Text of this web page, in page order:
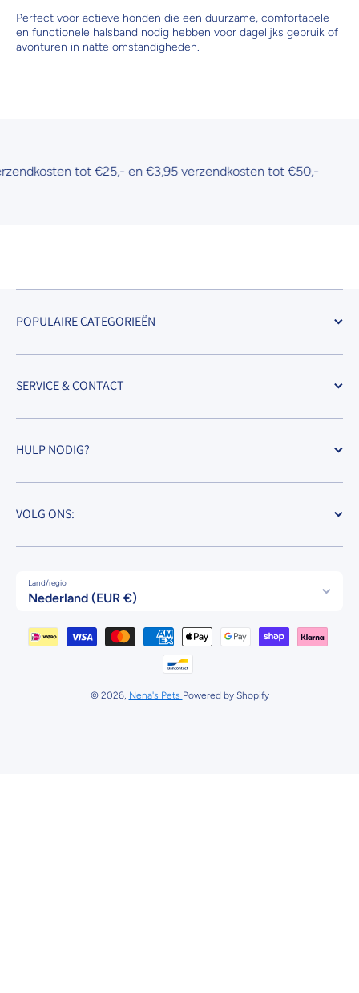
Perfect voor actieve honden die een duurzame, comfortabele
en functionele halsband nodig hebben voor dagelijks gebruik of
avonturen in natte omstandigheden.
tot €25,- en €3,95 verzendkosten tot €50,-
POPULAIRE CATEGORIEËN
SERVICE & CONTACT
HULP NODIG?
VOLG ONS:
Land/regio
Nederland (EUR €)
Betaalmethodes
© 2026, Nena's Pets Powered by Shopify